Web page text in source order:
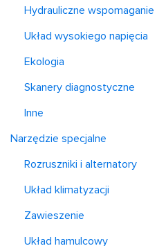
Hydrauliczne wspomaganie
Układ wysokiego napięcia
Еkologia
Skanery diagnostyczne
Inne
Narzędzie specjalne
Rozruszniki i alternatory
Układ klimatyzacji
Zawieszenie
Układ hamulcowy